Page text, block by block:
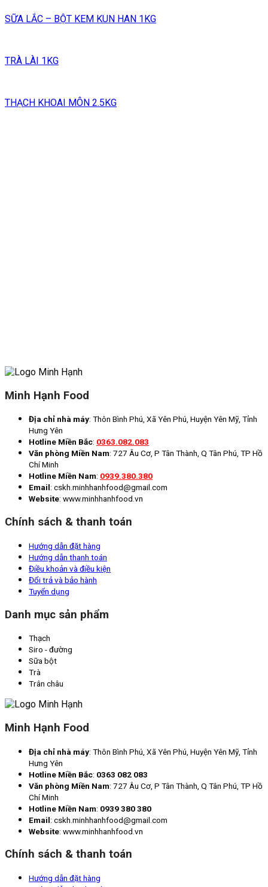
SỮA LẮC – BỘT KEM KUN HAN 1KG
TRÀ LÀI 1KG
THẠCH KHOAI MÔN 2.5KG
Minh Hạnh Food
Địa chỉ nhà máy: Thôn Bình Phú, Xã Yên Phú, Huyện Yên Mỹ, Tỉnh
Hưng Yên
Hotline Miền Bắc: 0363.082.083
Văn phòng Miền Nam: 727 Âu Cơ, P Tân Thành, Q Tân Phú, TP Hồ
Chí Minh
Hotline Miền Nam: 0939.380.380
Email: cskh.minhhanhfood@gmail.com
Website: www.minhhanhfood.vn
Chính sách & thanh toán
Hướng dẫn đặt hàng
Hướng dẫn thanh toán
Điều khoản và điều kiện
Đổi trả và bảo hành
Tuyển dụng
Danh mục sản phẩm
Thạch
Siro - đường
Sữa bột
Trà
Trân châu
Minh Hạnh Food
Địa chỉ nhà máy: Thôn Bình Phú, Xã Yên Phú, Huyện Yên Mỹ, Tỉnh
Hưng Yên
Hotline Miền Bắc: 0363 082 083
Văn phòng Miền Nam: 727 Âu Cơ, P Tân Thành, Q Tân Phú, TP Hồ
Chí Minh
Hotline Miền Nam: 0939 380 380
Email: cskh.minhhanhfood@gmail.com
Website: www.minhhanhfood.vn
Chính sách & thanh toán
Hướng dẫn đặt hàng